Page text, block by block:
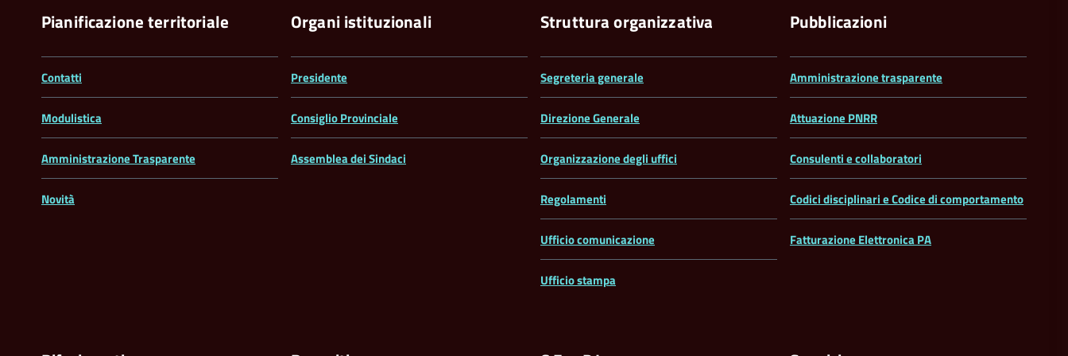
Pianificazione territoriale
Contatti
Modulistica
Amministrazione Trasparente
Novità
Organi istituzionali
Presidente
Consiglio Provinciale
Assemblea dei Sindaci
Struttura organizzativa
Segreteria generale
Direzione Generale
Organizzazione degli uffici
Regolamenti
Ufficio comunicazione
Ufficio stampa
Pubblicazioni
Amministrazione trasparente
Attuazione PNRR
Consulenti e collaboratori
Codici disciplinari e Codice di comportamento
Fatturazione Elettronica PA